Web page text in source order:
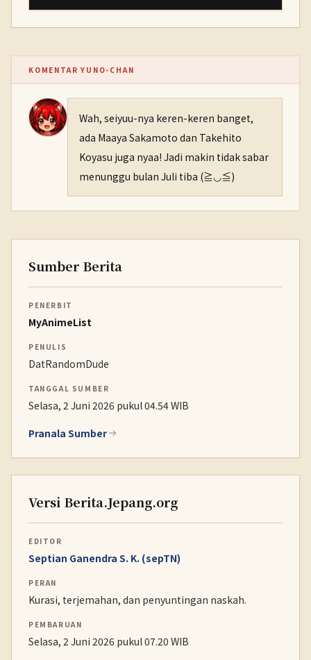
KOMENTAR YUNO-CHAN
Wah, seiyuu-nya keren-keren banget,
ada Maaya Sakamoto dan Takehito
Koyasu juga nyaa! Jadi makin tidak sabar
menunggu bulan Juli tiba (≧◡≦)
Sumber Berita
PENERBIT
MyAnimeList
PENULIS
DatRandomDude
TANGGAL SUMBER
Selasa, 2 Juni 2026 pukul 04.54 WIB
Pranala Sumber
Versi Berita.Jepang.org
EDITOR
Septian Ganendra S. K. (sepTN)
PERAN
Kurasi, terjemahan, dan penyuntingan naskah.
PEMBARUAN
Selasa, 2 Juni 2026 pukul 07.20 WIB